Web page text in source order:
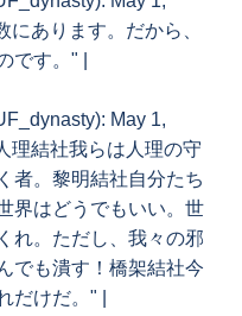
あります。だから、
です。" |
May 1,
理結社我らは人理の守
者。黎明結社自分たち
界はどうでもいい。世
れ。ただし、我々の邪
でも潰す！橋架結社今
だけだ。" |